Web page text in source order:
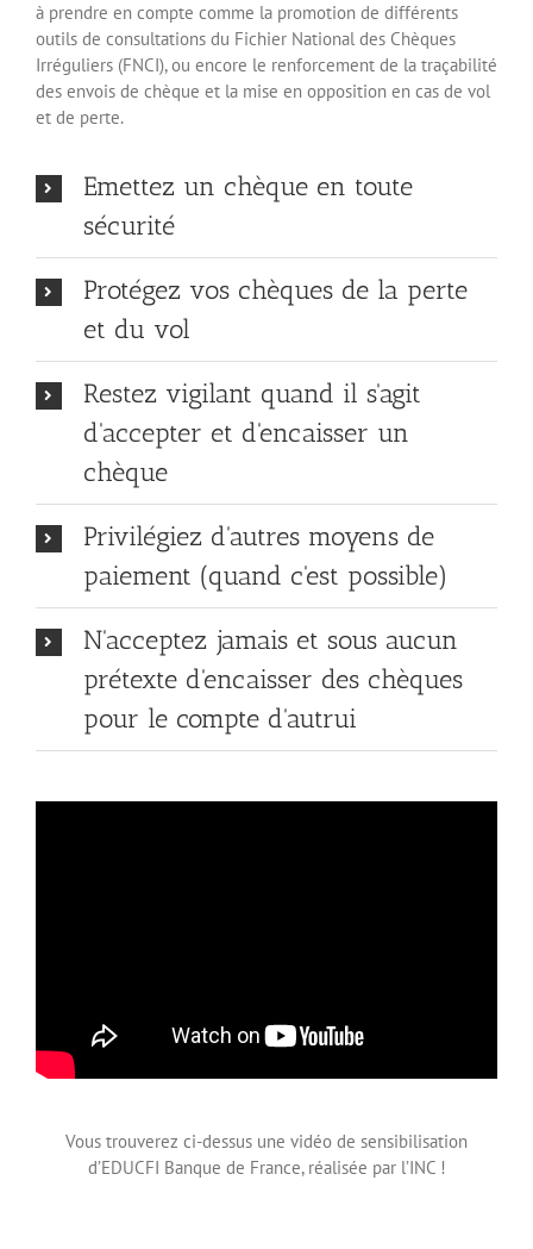
à prendre en compte comme la promotion de différents
outils de consultations du Fichier National des Chèques
Irréguliers (FNCI), ou encore le renforcement de la traçabilité
des envois de chèque et la mise en opposition en cas de vol
et de perte.
Emettez un chèque en toute
sécurité
Protégez vos chèques de la perte
et du vol
Restez vigilant quand il s'agit
d'accepter et d'encaisser un
chèque
Privilégiez d'autres moyens de
paiement (quand c'est possible)
N'acceptez jamais et sous aucun
prétexte d'encaisser des chèques
pour le compte d'autrui
Vous trouverez ci-dessus une vidéo de sensibilisation
d’EDUCFI Banque de France, réalisée par l’INC !